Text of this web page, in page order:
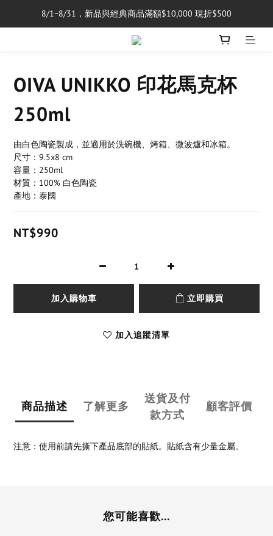
單筆消費滿$5,000享免運費
8/1~8/31，新品與經典商品滿額$10,000 現折$500
單筆消費滿$5,000享免運費
OIVA UNIKKO 印花馬克杯
250ml
由白色陶瓷製成，並適用於洗碗機、烤箱、微波爐和冰箱。
尺寸：9.5x8 cm
容量：250ml
材質：100% 白色陶瓷
產地：泰國
NT$990
加入購物車 立即購買
加入追蹤清單
商品描述 了解更多
送貨及付
款方式
顧客評價
注意：使用前請先撕下產品底部的貼紙。貼紙含有少量金屬。
您可能喜歡...